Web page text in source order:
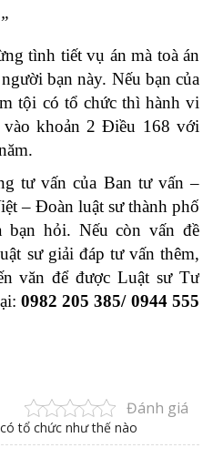
tình tiết vụ án mà toà án
bạn này. Nếu bạn của
tội có tổ chức thì hành vi
vào khoản 2 Điều 168 với
tư vấn của Ban tư vấn –
– Đoàn luật sư thành phố
hỏi. Nếu còn vấn đề
sư giải đáp tư vấn thêm,
văn để được Luật sư Tư
0982 205 385/ 0944 555
Đánh giá
tổ chức như thế nào